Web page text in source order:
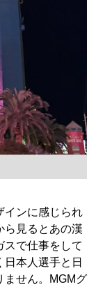
ンに感じられ
ら見るとあの漢
スで仕事をして
本人選手と日
ません。MGMグ